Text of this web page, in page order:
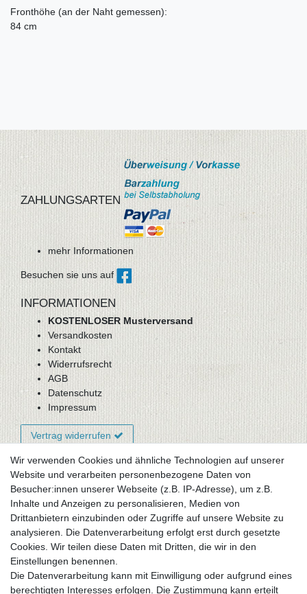
Fronthöhe (an der Naht gemessen):
84 cm
ZAHLUNGSARTEN
mehr Informationen
Besuchen sie uns auf
INFORMATIONEN
KOSTENLOSER Musterversand
Versandkosten
Kontakt
Widerrufsrecht
AGB
Datenschutz
Impressum
Vertrag widerrufen
Newsletter-Anmeldung
FAQ / Fragen
Mein Warenkorb
Mein Merkzettel
Mein Konto
UNSER LADENGESCHÄFT
Gottlieb-Daimler-Str. 10
Wir verwenden Cookies und ähnliche Technologien auf unserer
Website und verarbeiten personenbezogene Daten von
Besucher:innen unserer Webseite (z.B. IP-Adresse), um z.B.
Inhalte und Anzeigen zu personalisieren, Medien von
Drittanbietern einzubinden oder Zugriffe auf unsere Website zu
analysieren. Die Datenverarbeitung erfolgt erst durch gesetzte
Cookies. Wir teilen diese Daten mit Dritten, die wir in den
Einstellungen benennen.
Die Datenverarbeitung kann mit Einwilligung oder aufgrund eines
berechtigten Interesses erfolgen. Die Zustimmung kann erteilt